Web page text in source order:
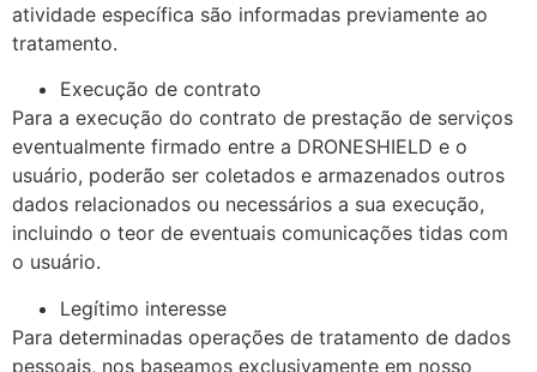
atividade específica são informadas previamente ao
tratamento.
Execução de contrato
Para a execução do contrato de prestação de serviços
eventualmente firmado entre a DRONESHIELD e o
usuário, poderão ser coletados e armazenados outros
dados relacionados ou necessários a sua execução,
incluindo o teor de eventuais comunicações tidas com
o usuário.
Legítimo interesse
Para determinadas operações de tratamento de dados
pessoais, nos baseamos exclusivamente em nosso